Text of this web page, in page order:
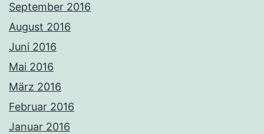
September 2016
August 2016
Juni 2016
Mai 2016
März 2016
Februar 2016
Januar 2016